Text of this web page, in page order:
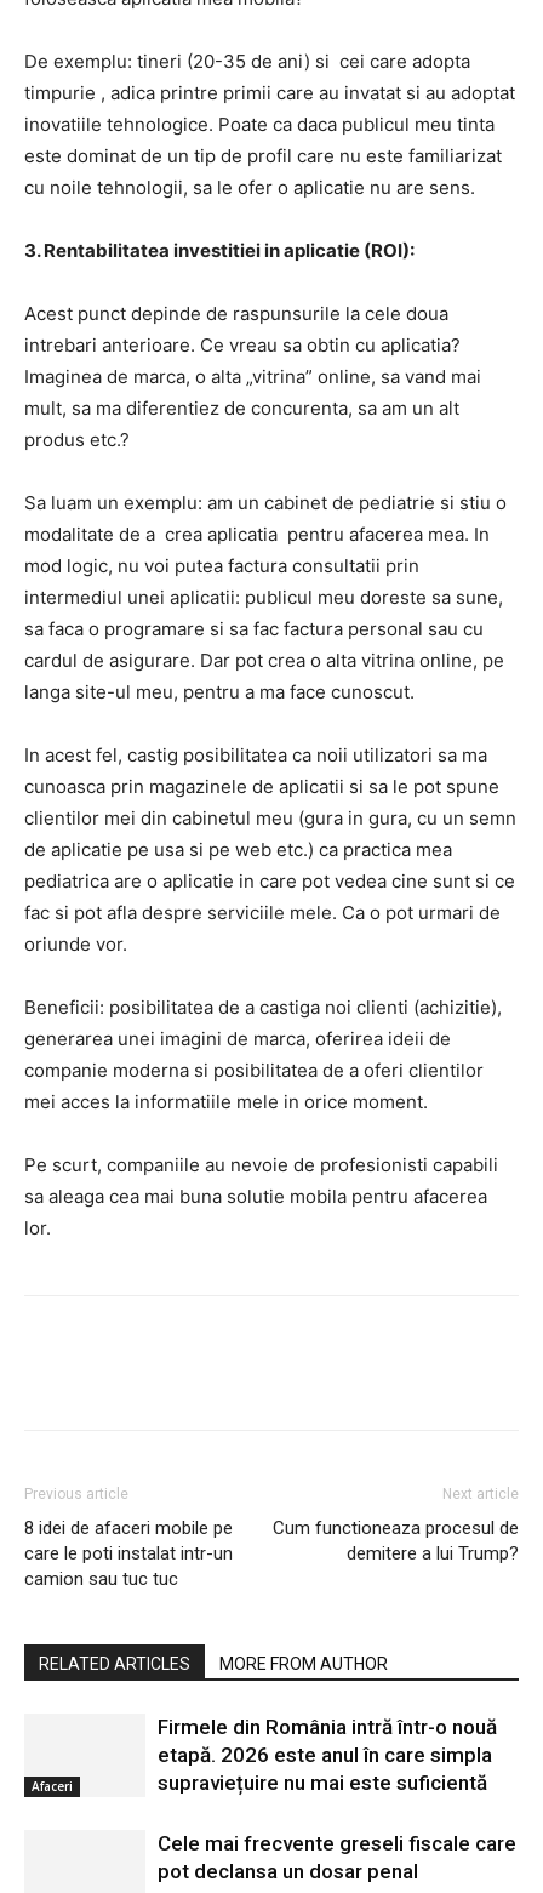
De exemplu: tineri (20-35 de ani) si cei care adopta
timpurie , adica printre primii care au invatat si au adoptat
inovatiile tehnologice. Poate ca daca publicul meu tinta
este dominat de un tip de profil care nu este familiarizat
cu noile tehnologii, sa le ofer o aplicatie nu are sens.
3. Rentabilitatea investitiei in aplicatie (ROI):
Acest punct depinde de raspunsurile la cele doua
intrebari anterioare. Ce vreau sa obtin cu aplicatia?
Imaginea de marca, o alta „vitrina” online, sa vand mai
mult, sa ma diferentiez de concurenta, sa am un alt
produs etc.?
Sa luam un exemplu: am un cabinet de pediatrie si stiu o
modalitate de a crea aplicatia pentru afacerea mea. In
mod logic, nu voi putea factura consultatii prin
intermediul unei aplicatii: publicul meu doreste sa sune,
sa faca o programare si sa fac factura personal sau cu
cardul de asigurare. Dar pot crea o alta vitrina online, pe
langa site-ul meu, pentru a ma face cunoscut.
In acest fel, castig posibilitatea ca noii utilizatori sa ma
cunoasca prin magazinele de aplicatii si sa le pot spune
clientilor mei din cabinetul meu (gura in gura, cu un semn
de aplicatie pe usa si pe web etc.) ca practica mea
pediatrica are o aplicatie in care pot vedea cine sunt si ce
fac si pot afla despre serviciile mele. Ca o pot urmari de
oriunde vor.
Beneficii: posibilitatea de a castiga noi clienti (achizitie),
generarea unei imagini de marca, oferirea ideii de
companie moderna si posibilitatea de a oferi clientilor
mei acces la informatiile mele in orice moment.
Pe scurt, companiile au nevoie de profesionisti capabili
sa aleaga cea mai buna solutie mobila pentru afacerea
lor.
Previous article
8 idei de afaceri mobile pe
care le poti instalat intr-un
camion sau tuc tuc
Next article
Cum functioneaza procesul de
demitere a lui Trump?
RELATED ARTICLES MORE FROM AUTHOR
Afaceri
Firmele din România intră într-o nouă
etapă. 2026 este anul în care simpla
supraviețuire nu mai este suficientă
Cele mai frecvente greseli fiscale care
pot declansa un dosar penal